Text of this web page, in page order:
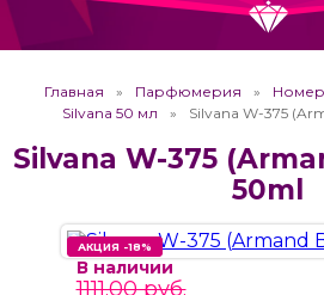
Главная Парфюмерия
Silvana 50 мл
Silvana W-375
Silvana W-375
50ml
АКЦИЯ -18%
АКЦИЯ -18%
В наличии
1111.00 руб.